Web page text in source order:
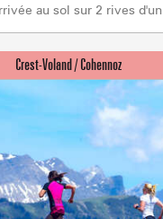
au sol sur 2 rives